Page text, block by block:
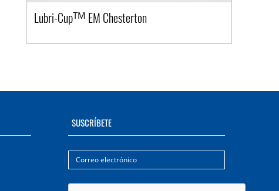
Lubri-CupTM EM Chesterton
SUSCRÍBETE